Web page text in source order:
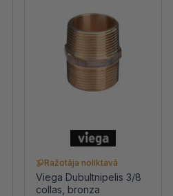
Ražotāja noliktavā
Viega Dubultnipelis 3/8
collas, bronza